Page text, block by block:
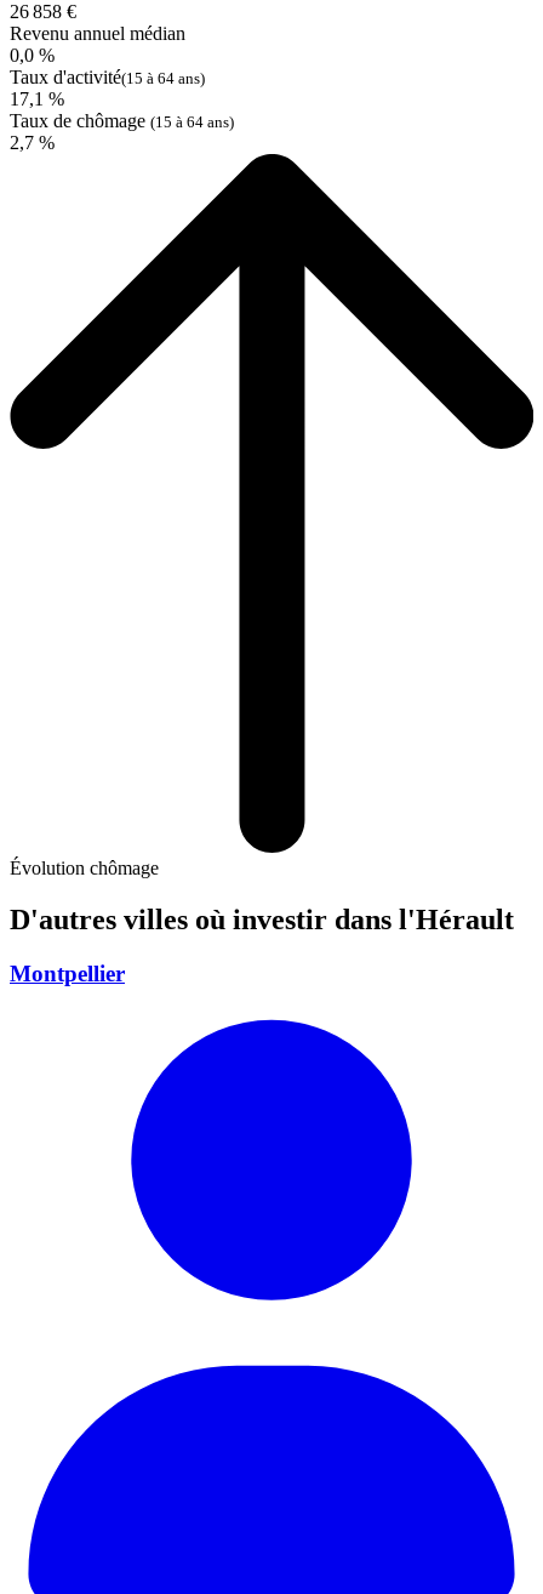
26 858 €
Revenu annuel médian
0,0 %
Taux d'activité(15 à 64 ans)
17,1 %
Taux de chômage (15 à 64 ans)
2,7 %
Évolution chômage
D'autres villes où investir dans l'Hérault
Montpellier